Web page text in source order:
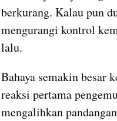
berkurang. Kalau pun
mengurangi kontrol
lalu.
Bahaya semakin besar
reaksi pertama
mengalihkan